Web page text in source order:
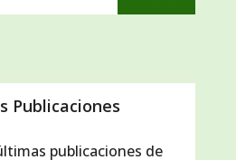
Publicaciones
publicaciones de